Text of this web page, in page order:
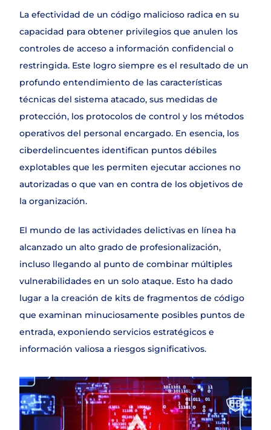
La efectividad de un código malicioso radica en su
capacidad para obtener privilegios que anulen los
controles de acceso a información confidencial o
restringida. Este logro siempre es el resultado de un
profundo entendimiento de las características
técnicas del sistema atacado, sus medidas de
protección, los protocolos de control y los métodos
operativos del personal encargado. En esencia, los
ciberdelincuentes identifican puntos débiles
explotables que les permiten ejecutar acciones no
autorizadas o que van en contra de los objetivos de
la organización.
El mundo de las actividades delictivas en línea ha
alcanzado un alto grado de profesionalización,
incluso llegando al punto de combinar múltiples
vulnerabilidades en un solo ataque. Esto ha dado
lugar a la creación de kits de fragmentos de código
que examinan minuciosamente posibles puntos de
entrada, exponiendo servicios estratégicos e
información valiosa a riesgos significativos.